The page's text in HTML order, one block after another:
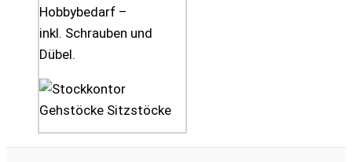
Hobbybedarf –
inkl. Schrauben und
Dübel.